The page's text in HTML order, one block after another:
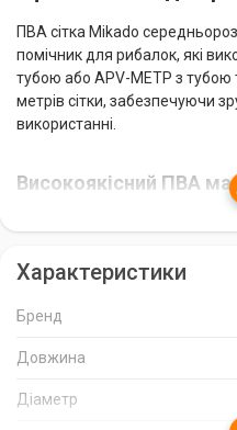
ПВА сітка Mikado
помічник для рибалок, які
тубою або APV-METP з
метрів сітки, забезпечуючи
використанні.
Високоякісний ПВА
воду сітка швидко
Вибір швидкості
ПВА сітка Mikado доступна у
розчинення, що дозволяє
Характеристики
Бренд
Довжина
Діаметр